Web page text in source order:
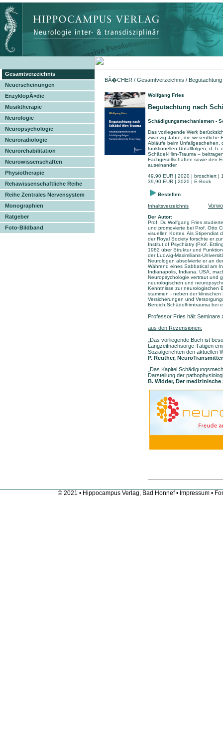
Gesamtverzeichnis
Neuerscheinungen
EnzyklopÃ¤die
Musiktherapie
Neurologie
Neuropsychologie
Neuroradiologie
Neurorehabilitation
Neurowissenschaften
Physiotherapie
Rehawissenschaftliche Reihe
Reihe Zentrales Nervensystem
Monographien
Ratgeber
Foto-Bildband
BÃ�CHER / Gesamtverzeichnis / Begutachtung
Wolfgang Fries
Begutachtung nach
Schädigungsmechanismen -
Das vorliegende Werk
zwanzig Jahre, die wesentliche
Abläufe beim Unfallgeschehen,
funktionellen Unfallfolgen, d. h.
Schädel-Hirn-Trauma –
Fachgesellschaften sowie den
auseinander.
49,90 EUR | 2020 | broschiert |
39,90 EUR | 2020 | E-Book
Bestellen
Inhaltsverzeichnis
Der Autor:
Prof. Dr. Wolfgang Fries
und promovierte bei Prof. Otto
visuellen Kortex. Als Stipendiat
der Royal Society forschte er
Institut of Psychiatry (Prof.
1982 über Struktur und
der Ludwig-Maximilians-
Neurologen absolvierte er an
Während eines Sabbatical am
Indianapolis, Indiana, USA,
Neuropsychologie vertraut und
neurologischen und
Kenntnisse zur neurologischen
stammen - neben der
Versicherungen und
Bereich Schädelhirntrauma bei
Professor Fries hält Seminare
aus den Rezensionen:
„Das vorliegende Buch ist
Langzeitnachsorge Tätigen
Sozialgerichten den aktuellen
P. Reuther,
„Das Kapitel
Darstellung der
B. Widder, Der medizinische
© 2021 • Hippocampus Verlag, Bad Honnef • Impressum •